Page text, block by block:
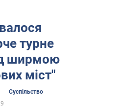
турне
ширмою
міст"
Суспільство